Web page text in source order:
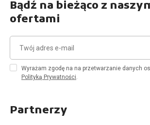
Bądź na bieżąco z
ofertami
Wyrażam zgodę na na przetwarzanie danych
Polityką Prywatności.
Partnerzy